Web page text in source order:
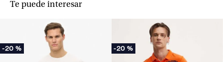
Te puede interesar
-20 % -20 %